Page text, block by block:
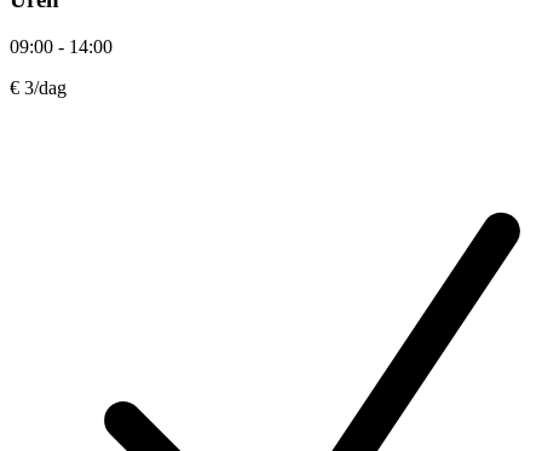
09:00 - 14:00
€ 3/dag